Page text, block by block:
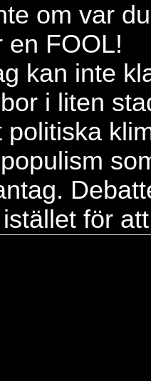
om var
en FOOL!
kan inte
i liten
politiska
för